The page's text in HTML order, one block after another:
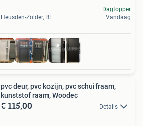
Heusden-Zolder, BE
Dagtopper
Vandaag
pvc deur, pvc kozijn, pvc schuifraam,
kunststof raam, Woodec
€ 115,00 Details